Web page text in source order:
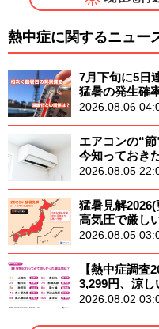
熱中症に関するニュー
7月下旬に5日
猛暑の発生確
2026.08.06
エアコンの“
今知っておき
2026.08.05
猛暑見解
高気圧で厳し
2026.08.05
【熱中症調査
3,299円、涼し
2026.08.02